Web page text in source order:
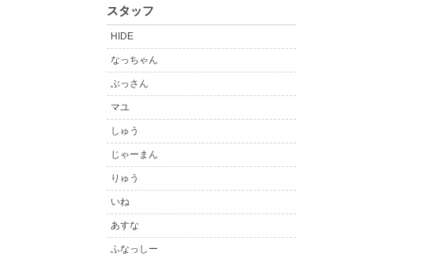
スタッフ
HIDE
なっちゃん
ぶっさん
マユ
しゅう
じゃーまん
りゅう
いね
あすな
ふなっしー